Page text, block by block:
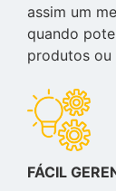
assim um
quando
produtos ou
FÁCIL